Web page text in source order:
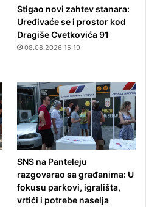
Stigao novi zahtev stanara:
Uređivaće se i prostor kod
Dragiše Cvetkovića 91
08.08.2026 15:19
SNS na Panteleju
razgovarao sa građanima: U
fokusu parkovi, igrališta,
vrtići i potrebe naselja